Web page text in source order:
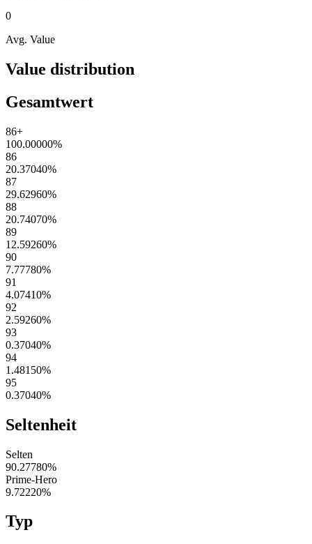
0
Avg. Value
Value distribution
Gesamtwert
86+
100.00000%
86
20.37040%
87
29.62960%
88
20.74070%
89
12.59260%
90
7.77780%
91
4.07410%
92
2.59260%
93
0.37040%
94
1.48150%
95
0.37040%
Seltenheit
Selten
90.27780%
Prime-Hero
9.72220%
Typ